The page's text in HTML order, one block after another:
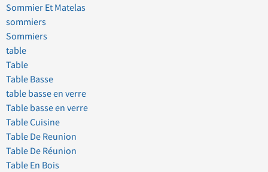
Sommier Et Matelas
sommiers
Sommiers
table
Table
Table Basse
table basse en verre
Table basse en verre
Table Cuisine
Table De Reunion
Table De Réunion
Table En Bois